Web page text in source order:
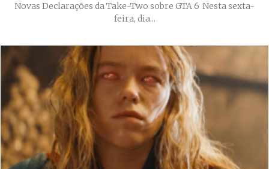
Novas Declarações da Take-Two sobre GTA 6 Nesta sexta-
feira, dia...